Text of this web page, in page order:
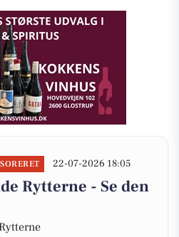
22-07-2026 18:05
Rytterne - Se den